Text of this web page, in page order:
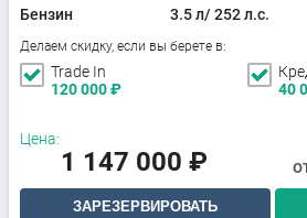
Бензин
3.5 л/ 252 л.с.
Делаем скидку, если вы берете в:
Trade In
120 000₽
40
Цена:
1 147 000 ₽
ЗАРЕЗЕРВИРОВАТЬ